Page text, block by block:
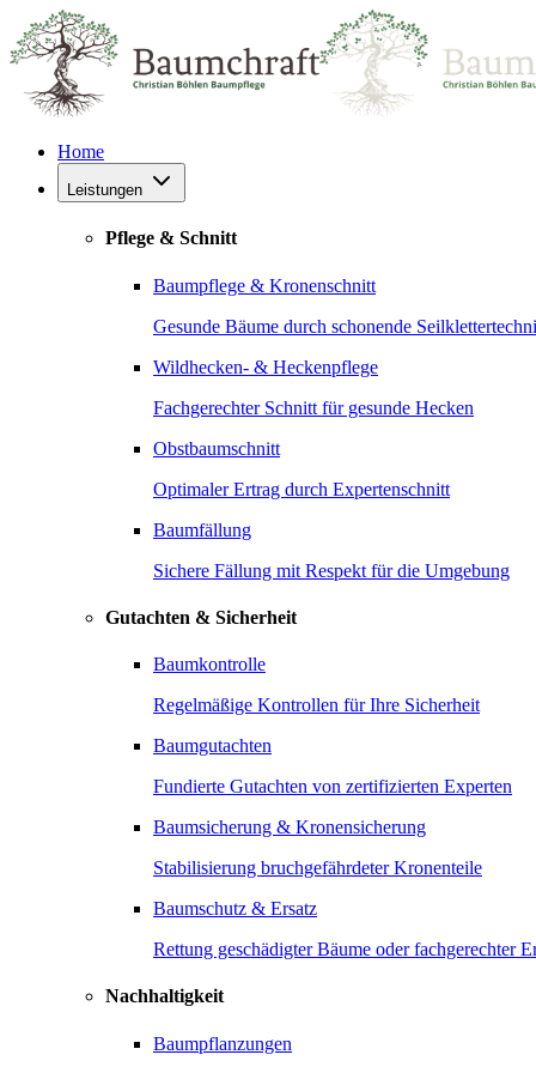
Home
Leistungen
Pflege & Schnitt
Baumpflege & Kronenschnitt
Gesunde Bäume durch schonende
Wildhecken- & Heckenpflege
Fachgerechter Schnitt für gesunde Hecken
Obstbaumschnitt
Optimaler Ertrag durch Expertenschnitt
Baumfällung
Sichere Fällung mit Respekt für die Umgebung
Gutachten & Sicherheit
Baumkontrolle
Regelmäßige Kontrollen für Ihre Sicherheit
Baumgutachten
Fundierte Gutachten von zertifizierten Experten
Baumsicherung & Kronensicherung
Stabilisierung bruchgefährdeter Kronenteile
Baumschutz & Ersatz
Rettung geschädigter Bäume oder fachgerechter
Nachhaltigkeit
Baumpflanzungen